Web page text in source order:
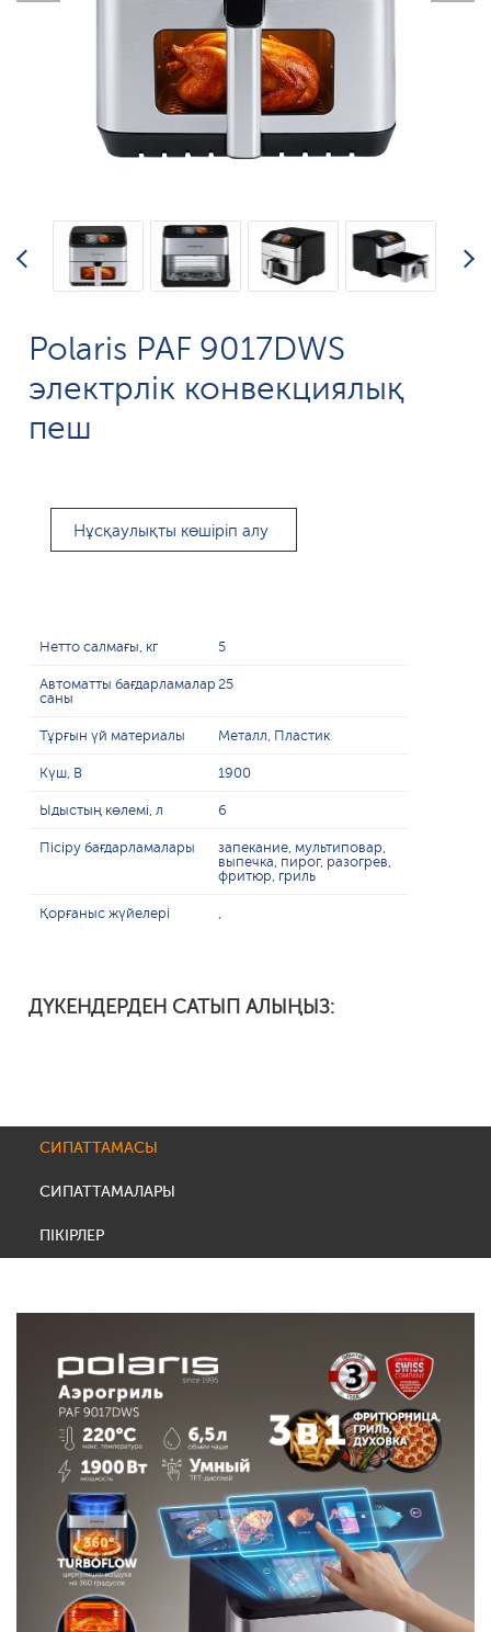
Polaris PAF 9017DWS
электрлік конвекциялық
пеш
Нұсқаулықты көшіріп алу
Нетто салмағы, кг 5
Автоматты бағдарламалар
саны
25
Тұрғын үй материалы Металл, Пластик
Күш, В 1900
Ыдыстың көлемі, л 6
Пісіру бағдарламалары
запекание, мультиповар,
выпечка, пирог, разогрев,
фритюр, гриль
Қорғаныс жүйелері ,
ДҮКЕНДЕРДЕН САТЫП АЛЫҢЫЗ:
СИПАТТАМАСЫ
СИПАТТАМАЛАРЫ
ПІКІРЛЕР